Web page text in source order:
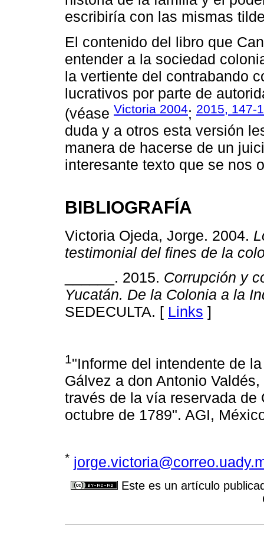
escribiría con las mismas
El contenido del libro que
entender a la sociedad
la vertiente del contrabando
lucrativos por parte de
(véase Victoria 2004; 2015, 147-
duda y a otros esta versión
manera de hacerse de un
interesante texto que se nos
BIBLIOGRAFÍA
Victoria Ojeda, Jorge. 2004.
testimonial del fines de la
______. 2015. Corrupción y
Yucatán. De la Colonia a la
SEDECULTA. [ Links ]
1"Informe del intendente de
Gálvez a don Antonio
través de la vía reservada de
octubre de 1789". AGI,
*
Este es un artículo